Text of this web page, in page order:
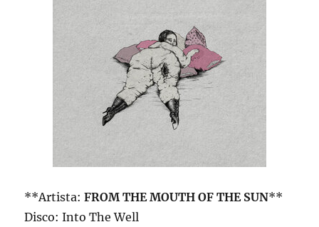
**Artista:FROM THE MOUTH OF THE SUN**
Disco: Into The Well